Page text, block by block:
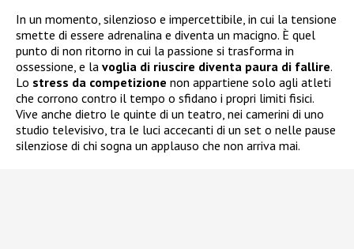
In un momento, silenzioso e impercettibile, in cui la tensione
smette di essere adrenalina e diventa un macigno. È quel
punto di non ritorno in cui la passione si trasforma in
ossessione, e la voglia di riuscire diventa paura di fallire.
Lo stress da competizione non appartiene solo agli atleti
che corrono contro il tempo o sfidano i propri limiti fisici.
Vive anche dietro le quinte di un teatro, nei camerini di uno
studio televisivo, tra le luci accecanti di un set o nelle pause
silenziose di chi sogna un applauso che non arriva mai.